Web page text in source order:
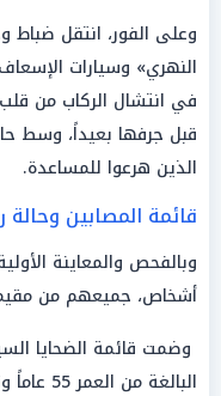
وعلى الفور، انتقل ضباط
النهري» وسيارات
في انتشال الركاب من قلب
قبل جرفها بعيداً، وسط
الذين هرعوا للمساعدة.
قائمة المصابين وحالة
أشخاص، جميعهم من
وضمت قائمة الضحايا